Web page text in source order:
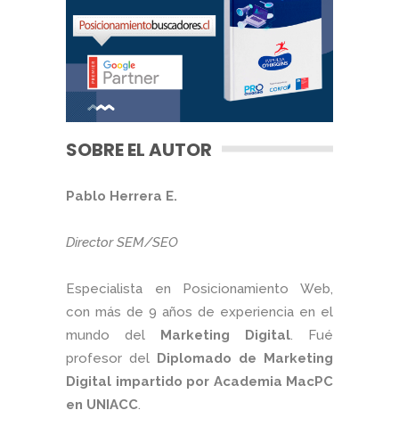
SOBRE EL AUTOR
Pablo Herrera E.
Director SEM/SEO
Especialista en Posicionamiento Web,
con más de 9 años de experiencia en el
mundo del Marketing Digital. Fué
profesor del Diplomado de Marketing
Digital impartido por Academia MacPC
en UNIACC.